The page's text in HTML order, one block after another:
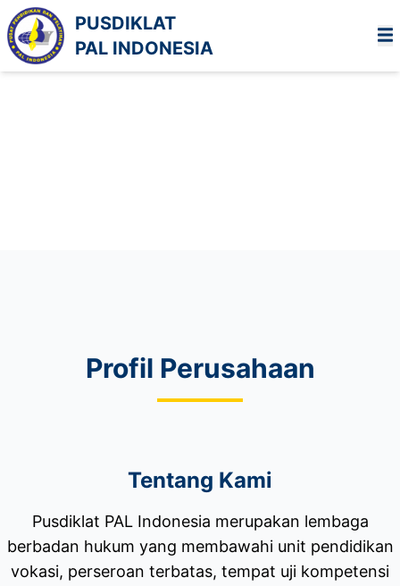
PUSDIKLAT
PAL INDONESIA
Profil Perusahaan
Tentang Kami
Pusdiklat PAL Indonesia merupakan lembaga
berbadan hukum yang membawahi unit pendidikan
vokasi, perseroan terbatas, tempat uji kompetensi